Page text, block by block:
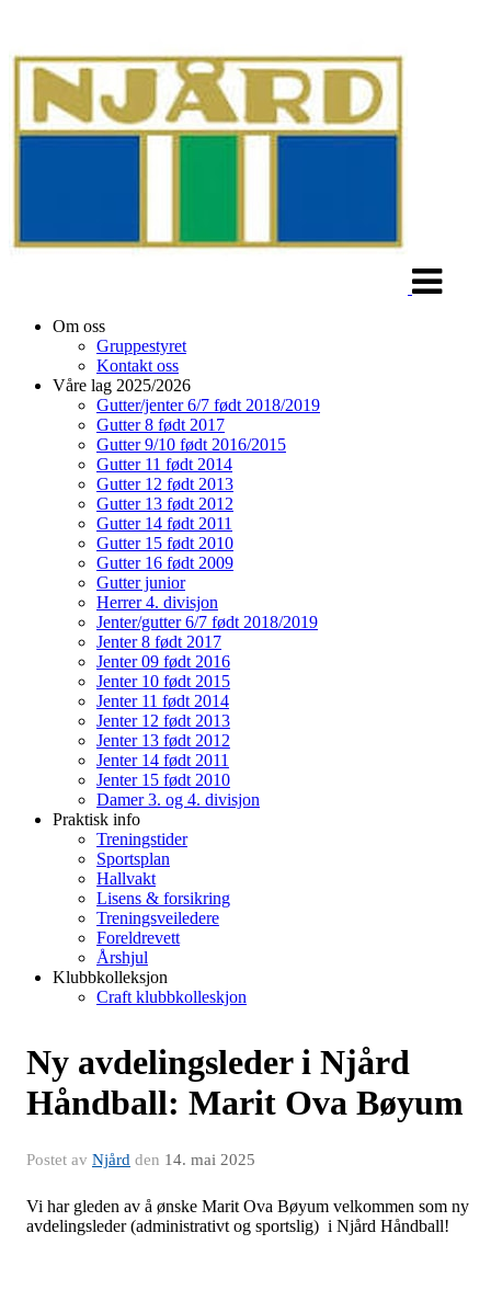
Om oss
Gruppestyret
Kontakt oss
Våre lag 2025/2026
Gutter/jenter 6/7 født 2018/2019
Gutter 8 født 2017
Gutter 9/10 født 2016/2015
Gutter 11 født 2014
Gutter 12 født 2013
Gutter 13 født 2012
Gutter 14 født 2011
Gutter 15 født 2010
Gutter 16 født 2009
Gutter junior
Herrer 4. divisjon
Jenter/gutter 6/7 født 2018/2019
Jenter 8 født 2017
Jenter 09 født 2016
Jenter 10 født 2015
Jenter 11 født 2014
Jenter 12 født 2013
Jenter 13 født 2012
Jenter 14 født 2011
Jenter 15 født 2010
Damer 3. og 4. divisjon
Praktisk info
Treningstider
Sportsplan
Hallvakt
Lisens & forsikring
Treningsveiledere
Foreldrevett
Årshjul
Klubbkolleksjon
Craft klubbkolleskjon
Ny avdelingsleder i Njård
Håndball: Marit Ova Bøyum
Postet av Njård den 14. mai 2025
Vi har gleden av å ønske Marit Ova Bøyum velkommen som ny
avdelingsleder (administrativt og sportslig) i Njård Håndball!